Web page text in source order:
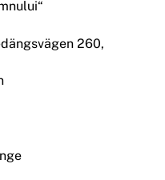
260,